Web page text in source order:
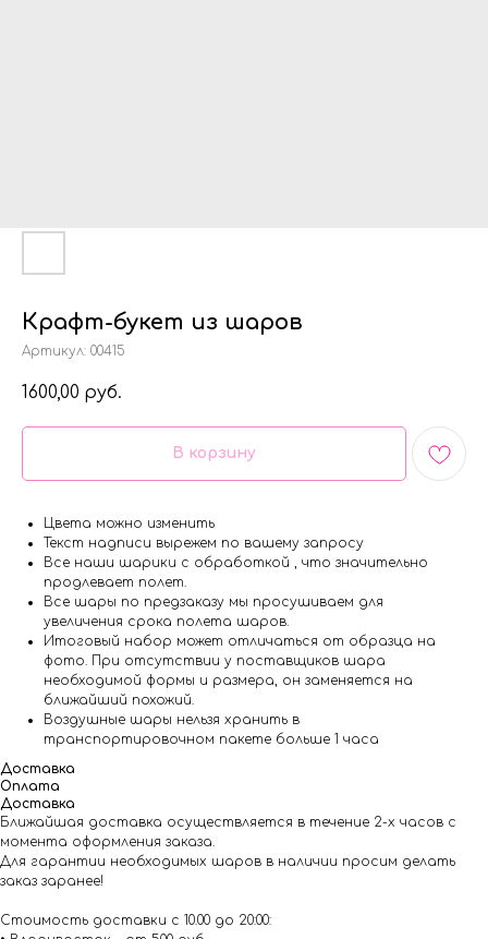
Крафт-букет из шаров
Артикул: 00415
1600,00 руб.
В корзину
Цвета можно изменить
Текст надписи вырежем по вашему запросу
Все наши шарики с обработкой , что значительно
продлевает полет.
Все шары по предзаказу мы просушиваем для
увеличения срока полета шаров.
Итоговый набор может отличаться от образца на
фото. При отсутствии у поставщиков шара
необходимой формы и размера, он заменяется на
ближайший похожий.
Воздушные шары нельзя хранить в
транспортировочном пакете больше 1 часа
Доставка
Оплата
Доставка
Ближайшая доставка осуществляется в течение 2-х часов с
момента оформления заказа.
Для гарантии необходимых шаров в наличии просим делать
заказ заранее!
Стоимость доставки с 10.00 до 20:00: